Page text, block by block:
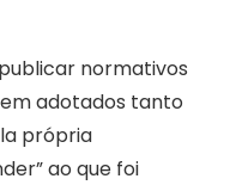
normativos
adotados tanto
própria
ao que foi